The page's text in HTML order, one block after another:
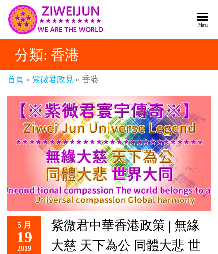
紫薇
《推
背
圖》
預
言-
紫薇
君寰
宇傳
奇官
網
樂
人
人
都
是
彌
賽
亞-
個
個
救
世
主
Menu
分類: 香港
首頁 » 紫微君政見 » 香港
5 月
19
2019
紫微君中華香港政策 | 無緣
大慈 天下為公 同體大悲 世